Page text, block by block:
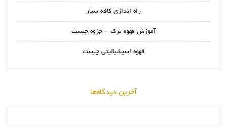
راه اندازی کافه سیار
آموزش قهوه ترک – جزوه چیست
قهوه اسپشیالیتی چیست
آخرین دیدگاه‌ها